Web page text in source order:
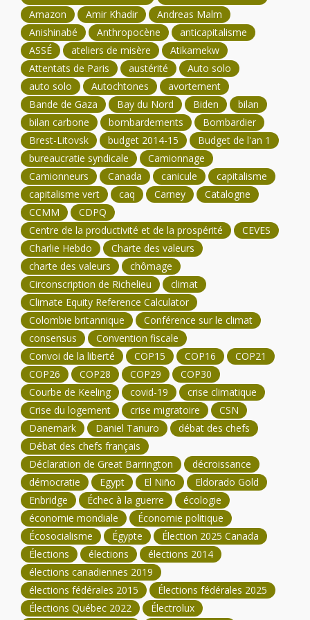
Amazon
Amir Khadir
Andreas Malm
Anishinabé
Anthropocène
anticapitalisme
ASSÉ
ateliers de misère
Atikamekw
Attentats de Paris
austérité
Auto solo
auto solo
Autochtones
avortement
Bande de Gaza
Bay du Nord Biden
bilan
bilan carbone
bombardements
Bombardier
Brest-Litovsk
budget 2014-15
Budget de l'an 1
bureaucratie syndicale
Camionnage
Camionneurs
Canada canicule
capitalisme
capitalisme vert
caq Carney
Catalogne
CCMM
CDPQ
Centre de la productivité et de la prospérité
CEVES
Charlie Hebdo
Charte des valeurs
charte des valeurs
chômage
Circonscription de Richelieu
climat
Climate Equity Reference Calculator
Colombie britannique
Conférence sur le climat
consensus
Convention fiscale
Convoi de la liberté
COP15 COP16
COP21
COP26
COP28 COP29
COP30
Courbe de Keeling
covid-19
crise climatique
Crise du logement
crise migratoire
CSN
Danemark
Daniel Tanuro
débat des chefs
Débat des chefs français
Déclaration de Great Barrington
décroissance
démocratie
Egypt El Niño
Eldorado Gold
Enbridge
Échec à la guerre
écologie
économie mondiale
Économie politique
Écosocialisme
Égypte
Élection 2025 Canada
Élections
élections
élections 2014
élections canadiennes 2019
élections fédérales 2015
Élections fédérales 2025
Élections Québec 2022
Électrolux